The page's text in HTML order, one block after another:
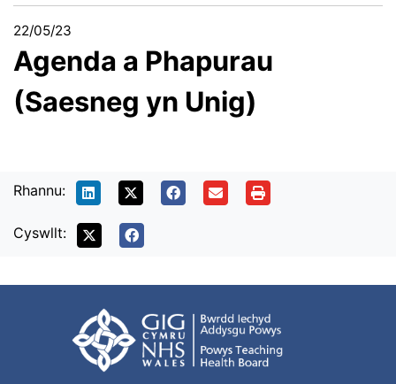
22/05/23
Agenda a Phapurau
(Saesneg yn Unig)
Rhannu:
Cyswllt: